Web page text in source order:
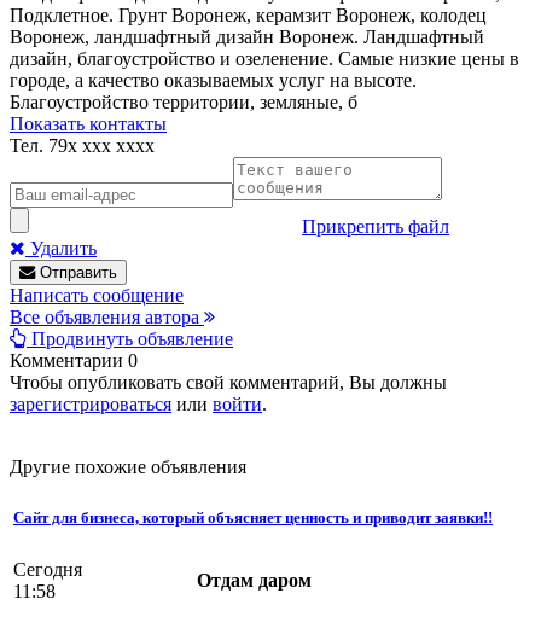
Подклетное. Грунт Воронеж, керамзит Воронеж, колодец
Воронеж, ландшафтный дизайн Воронеж. Ландшафтный
дизайн, благоустройство и озеленение. Самые низкие цены в
городе, а качество оказываемых услуг на высоте.
Благоустройство территории, земляные, б
Показать контакты
Тел. 79x xxx xxxx
Прикрепить файл
Удалить
Отправить
Написать сообщение
Все объявления автора
Продвинуть объявление
Комментарии 0
Чтобы опубликовать свой комментарий, Вы должны
зарегистрироваться или войти.
Другие похожие объявления
Сайт для бизнеса, который объясняет ценность и приводит заявки!!
Сегодня
11:58
Отдам даром